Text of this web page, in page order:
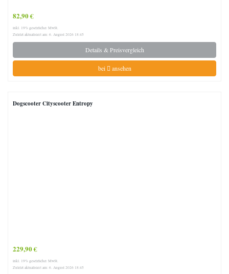
82,90 €
inkl. 19% gesetzlicher MwSt.
Zuletzt aktualisiert am: 6. August 2026 18:45
Details & Preisvergleich
bei ansehen
Dogscooter Cityscooter Entropy
229,90 €
inkl. 19% gesetzlicher MwSt.
Zuletzt aktualisiert am: 6. August 2026 18:45